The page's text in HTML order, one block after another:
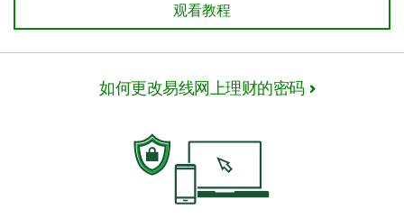
如何使用临时密码登录易线网上理
观看教程
如何更改易线网上理财的密码